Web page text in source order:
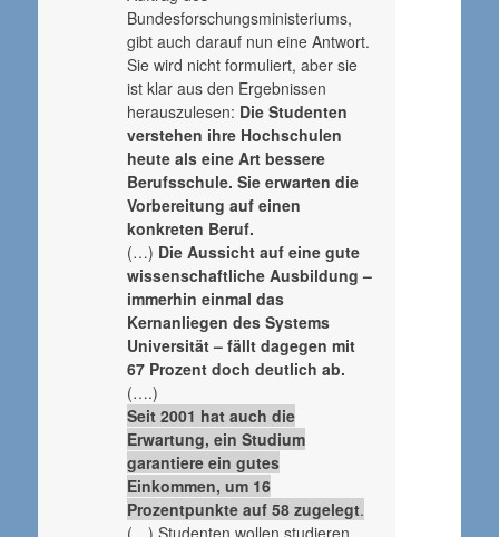
Bundesforschungsministeriums,
gibt auch darauf nun eine Antwort.
Sie wird nicht formuliert, aber sie
ist klar aus den Ergebnissen
herauszulesen: Die Studenten
verstehen ihre Hochschulen
heute als eine Art bessere
Berufsschule. Sie erwarten die
Vorbereitung auf einen
konkreten Beruf.
(…) Die Aussicht auf eine gute
wissenschaftliche Ausbildung –
immerhin einmal das
Kernanliegen des Systems
Universität – fällt dagegen mit
67 Prozent doch deutlich ab.
(….)
Seit 2001 hat auch die
Erwartung, ein Studium
garantiere ein gutes
Einkommen, um 16
Prozentpunkte auf 58 zugelegt.
(…) Studenten wollen studieren,